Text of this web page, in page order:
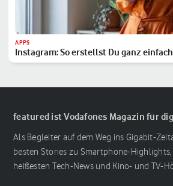
APPS
Instagram: So erstellst Du ganz
featured ist Vodafones Magazin für
Als Begleiter auf dem Weg ins Gigabit-
besten Stories zu Smartphone-Highlights,
heißesten Tech-News und Kino- und TV-